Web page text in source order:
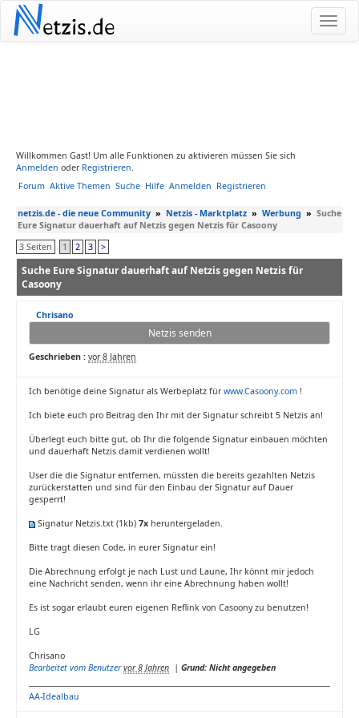
Netzis.de
Willkommen Gast! Um alle Funktionen zu aktivieren müssen Sie sich
Anmelden oder Registrieren.
Forum Aktive Themen Suche Hilfe Anmelden Registrieren
netzis.de - die neue Community » Netzis - Marktplatz » Werbung » Suche
Eure Signatur dauerhaft auf Netzis gegen Netzis für Casoony
3 Seiten
1 2 3 >
Suche Eure Signatur dauerhaft auf Netzis gegen Netzis für
Casoony
Chrisano
Netzis senden
Geschrieben : vor 8 Jahren
Ich benötige deine Signatur als Werbeplatz fürwww.Casoony.com !
Ich biete euch pro Beitrag den Ihr mit der Signatur schreibt 5 Netzis an!
Überlegt euch bitte gut, ob Ihr die folgende Signatur einbauen möchten
und dauerhaft Netzis damit verdienen wollt!
User die die Signatur entfernen, müssten die bereits gezahlten Netzis
zurückerstatten und sind für den Einbau der Signatur auf Dauer
gesperrt!
Signatur Netzis.txt (1kb) 7x heruntergeladen.
Bitte tragt diesen Code, in eurer Signatur ein!
Die Abrechnung erfolgt je nach Lust und Laune, Ihr könnt mir jedoch
eine Nachricht senden, wenn ihr eine Abrechnung haben wollt!
Es ist sogar erlaubt euren eigenen Reflink von Casoony zu benutzen!
LG
Chrisano
Bearbeitet vom Benutzer vor 8 Jahren | Grund: Nicht angegeben
AA-Idealbau